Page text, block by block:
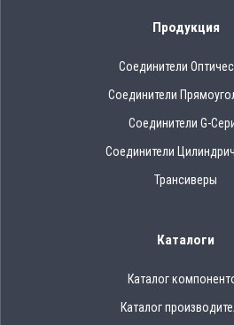
Продукция
Соединители
Соединители
Соединители G-
Соединители
Трансиверы
Каталоги
Каталог
Каталог